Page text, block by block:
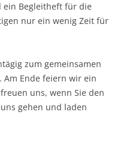
ein Begleitheft für die
nur ein wenig Zeit für
zum gemeinsamen
Am Ende feiern wir ein
uns, wenn Sie den
gehen und laden